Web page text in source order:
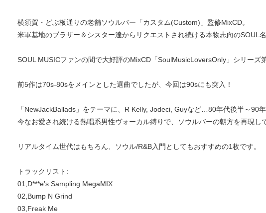
横須賀・どぶ板通りの老舗ソウルバー「カスタム(Custom)」監修MixCD。
米軍基地のブラザー＆シスター達からリクエストされ続ける本物志向のSOUL
SOUL MUSICファンの間で大好評のMixCD「SoulMusicLoversOnly」シリーズ
前5作は70s-80sをメインとした選曲でしたが、今回は90sにも突入！
「NewJackBallads」をテーマに、R Kelly, Jodeci, Guyなど…80年代後半～90
今なお愛され続ける熱唱系男性ヴォーカル縛りで、ソウルバーの朝方を再現し
リアルタイム世代はもちろん、ソウル/R&B入門としてもおすすめの1枚です。
トラックリスト:
01,D***e’s Sampling MegaMIX
02,Bump N Grind
03,Freak Me